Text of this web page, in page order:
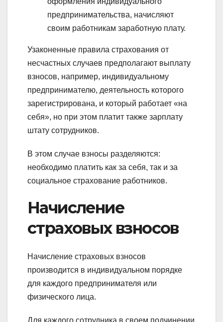
предпринимательства, начисляют
своим работникам заработную плату.
Узаконенные правила страхования от
несчастных случаев предполагают выплату
взносов, например, индивидуальному
предпринимателю, деятельность которого
зарегистрирована, и который работает «на
себя», но при этом платит также зарплату
штату сотрудников.
В этом случае взносы разделяются:
необходимо платить как за себя, так и за
социальное страхование работников.
Начисление
страховых взносов
Начисление страховых взносов
производится в индивидуальном порядке
для каждого предпринимателя или
физического лица.
Для каждого сотрудника в своем подчинении